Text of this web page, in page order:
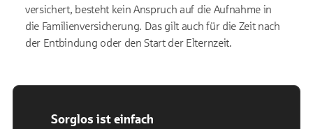
versichert, besteht kein Anspruch auf die Aufnahme in
die Familienversicherung. Das gilt auch für die Zeit nach
der Entbindung oder den Start der Elternzeit.
Sorglos ist einfach